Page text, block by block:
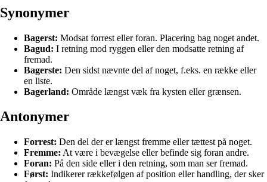
Synonymer
Bagerst: Modsat forrest eller foran. Placering bag noget andet.
Bagud: I retning mod ryggen eller den modsatte retning af
fremad.
Bagerste: Den sidst nævnte del af noget, f.eks. en række eller
en liste.
Bagerland: Område længst væk fra kysten eller grænsen.
Antonymer
Forrest: Den del der er længst fremme eller tættest på noget.
Fremme: At være i bevægelse eller befinde sig foran andre.
Foran: På den side eller i den retning, som man ser fremad.
Først: Indikerer rækkefølgen af position eller handling, der sker